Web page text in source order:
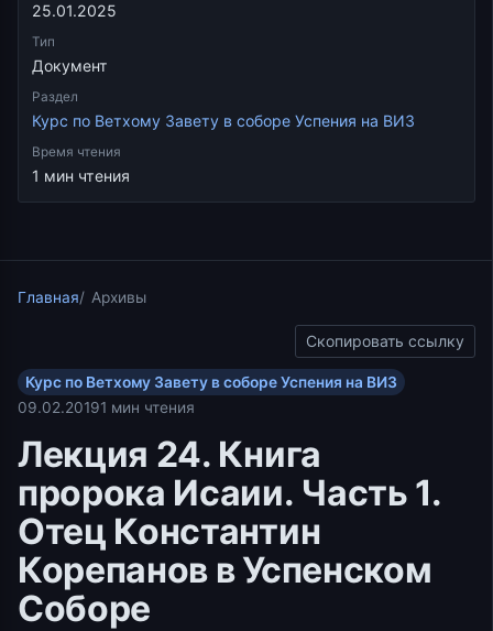
25.01.2025
Тип
Документ
Раздел
Курс по Ветхому Завету в соборе Успения на ВИЗ
Время чтения
1 мин чтения
Главная Архивы
Скопировать ссылку
Курс по Ветхому Завету в соборе Успения на ВИЗ
09.02.20191 мин чтения
Лекция 24. Книга
пророка Исаии. Часть 1.
Отец Константин
Корепанов в Успенском
Соборе